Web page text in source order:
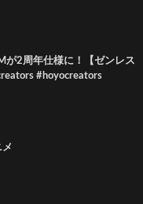
が2周年仕様に！【ゼンレス
#hoyocreators